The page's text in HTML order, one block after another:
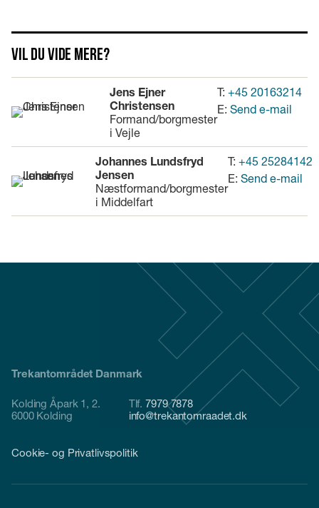
Vil du vide mere?
Jens Ejner
Christensen
Formand/borgmester
i Vejle
T: +45 20163214
E: Send e-mail
Johannes Lundsfryd
Jensen
Næstformand/borgmester
i Middelfart
T: +45 25284142
E: Send e-mail
Trekantområdet Danmark
Kolding Åpark 1, 2.
6000 Kolding
Tlf.7979 7878
info@trekantomraadet.dk
Cookie- og Privatlivspolitik